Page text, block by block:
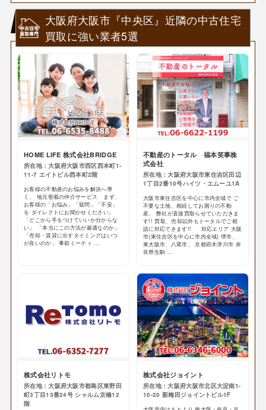
大阪府大阪市『中央区』近隣の中古住宅
買取に強い業者5選
HOME LIFE 株式会社BRIDGE
所在地：大阪府大阪市西区西本町1-
11-7 エイトビル西本町2階
お客様の不動産のお悩みを解決へ導
く、 地元密着の仲介サービス まず、
お客様の「お悩み」「疑問」「不安」
を ダイレクトにお聞かせください。
「どこから手をつけていいか分からな
い」 「本当にこの方法が最適なのか」
「売却・賃貸に出すタイミングはいつ
が良いのか」 事前ミーティ ...
不動産のトータル 福本笑事株
式会社
所在地：大阪府大阪市東住吉区田辺
1丁目2番10号ハイツ・エムーユ1A
大阪市東住吉区を中心に市内全域で ご
不要な土地、相続してお困りの不動
産、 弊社が直接買取らせていただきま
す!! 買取、売却以外もトータルでご相
談に対応できます!! 対応エリア 大阪
市(東住吉区を中心に市内全域) 堺市、
東大阪市、八尾市、 京都府木津川市 奈
良県生駒 ...
株式会社リトモ
所在地：大阪府大阪市都島区東野田
町3丁目13番24号 シャルム京橋12
階
株式会社ジョイント
所在地：大阪府大阪市北区大淀南1-
10-20 新梅田ジョイントビル1F